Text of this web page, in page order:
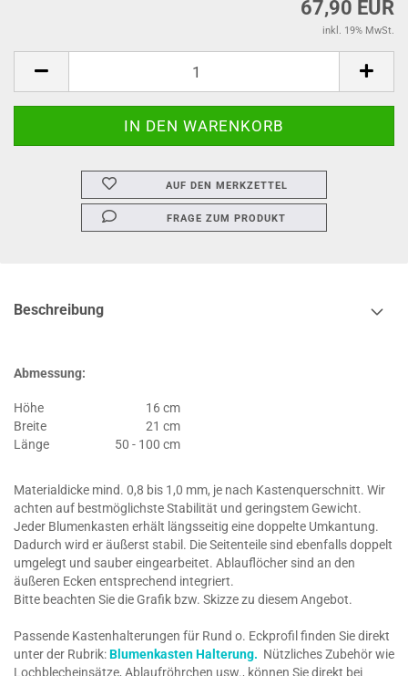
67,90 EUR
inkl. 19% MwSt.
AUF DEN MERKZETTEL
FRAGE ZUM PRODUKT
Beschreibung
Abmessung:
Höhe
16 cm
Breite
21 cm
Länge
50 - 100 cm
Materialdicke mind. 0,8 bis 1,0 mm, je nach Kastenquerschnitt. Wir
achten auf bestmöglichste Stabilität und geringstem Gewicht.
Jeder Blumenkasten erhält längsseitig eine doppelte Umkantung.
Dadurch wird er äußerst stabil. Die Seitenteile sind ebenfalls doppelt
umgelegt und sauber eingearbeitet. Ablauflöcher sind an den
äußeren Ecken entsprechend integriert.
Bitte beachten Sie die Grafik bzw. Skizze zu diesem Angebot.
Passende Kastenhalterungen für Rund o. Eckprofil finden Sie direkt
unter der Rubrik:Blumenkasten Halterung. Nützliches Zubehör wie
Lochblecheinsätze, Ablaufröhrchen usw., können Sie direkt bei